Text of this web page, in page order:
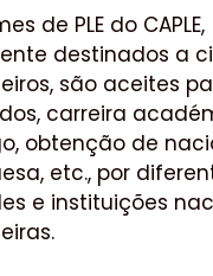
de PLE do CAPLE,
destinados a
são aceites
carreira
obtenção de
etc., por
e instituições